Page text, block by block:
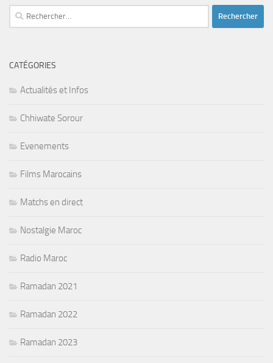
Rechercher :
CATÉGORIES
Actualités et Infos
Chhiwate Sorour
Evenements
Films Marocains
Matchs en direct
Nostalgie Maroc
Radio Maroc
Ramadan 2021
Ramadan 2022
Ramadan 2023